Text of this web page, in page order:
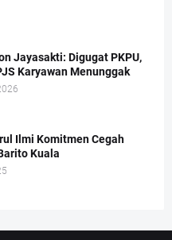
Jayasakti: Digugat PKPU,
Karyawan Menunggak
Ilmi Komitmen Cegah
Kuala